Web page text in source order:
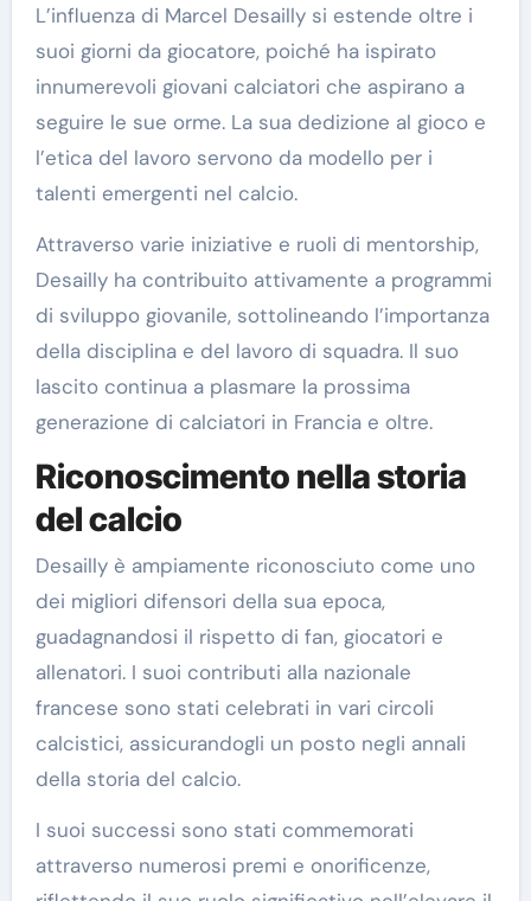
L’influenza di Marcel Desailly si estende oltre i
suoi giorni da giocatore, poiché ha ispirato
innumerevoli giovani calciatori che aspirano a
seguire le sue orme. La sua dedizione al gioco e
l’etica del lavoro servono da modello per i
talenti emergenti nel calcio.
Attraverso varie iniziative e ruoli di mentorship,
Desailly ha contribuito attivamente a programmi
di sviluppo giovanile, sottolineando l’importanza
della disciplina e del lavoro di squadra. Il suo
lascito continua a plasmare la prossima
generazione di calciatori in Francia e oltre.
Riconoscimento nella storia
del calcio
Desailly è ampiamente riconosciuto come uno
dei migliori difensori della sua epoca,
guadagnandosi il rispetto di fan, giocatori e
allenatori. I suoi contributi alla nazionale
francese sono stati celebrati in vari circoli
calcistici, assicurandogli un posto negli annali
della storia del calcio.
I suoi successi sono stati commemorati
attraverso numerosi premi e onorificenze,